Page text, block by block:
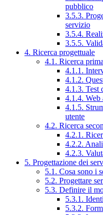
pubblico
3.5.3.
servizio
3.5.4.
3.5.5.
4. Ricerca progettuale
4.1. Ricerca
4.1.1.
4.1.2.
4.1.3. Test
4.1.4. Web
4.1.5.
utente
4.2. Ricerca
4.2.1.
4.2.2.
4.2.3.
5. Progettazione dei
5.1. Cosa sono i
5.2. Progettare
5.3. Definire il
5.3.1.
5.3.2.